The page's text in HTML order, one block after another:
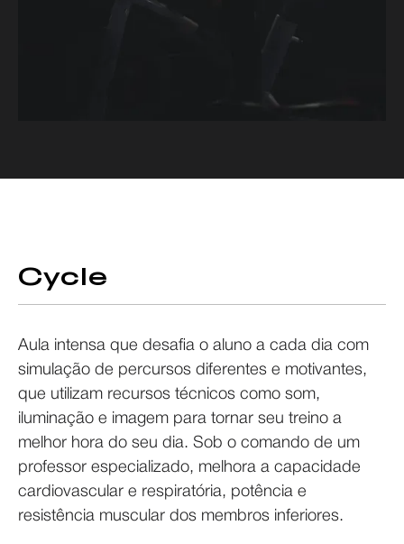
Cycle
Aula intensa que desafia o aluno a cada dia com
simulação de percursos diferentes e motivantes,
que utilizam recursos técnicos como som,
iluminação e imagem para tornar seu treino a
melhor hora do seu dia. Sob o comando de um
professor especializado, melhora a capacidade
cardiovascular e respiratória, potência e
resistência muscular dos membros inferiores.